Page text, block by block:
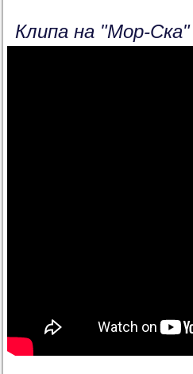
Клипa на "Мор-